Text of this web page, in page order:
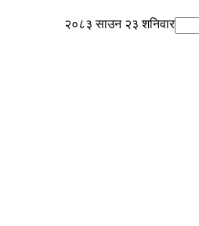
२०८३ साउन २३ शनिवार